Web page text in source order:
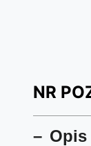
NR